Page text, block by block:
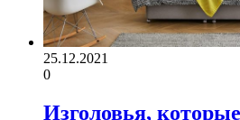
25.12.2021
0
Изголовья,